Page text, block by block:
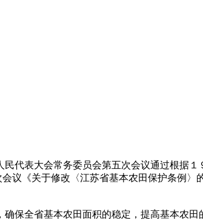
民代表大会常务委员会第五次会议通过根据
议《关于修改〈江苏省基本农田保护条例〉
保全省基本农田面积的稳定，提高基本农田